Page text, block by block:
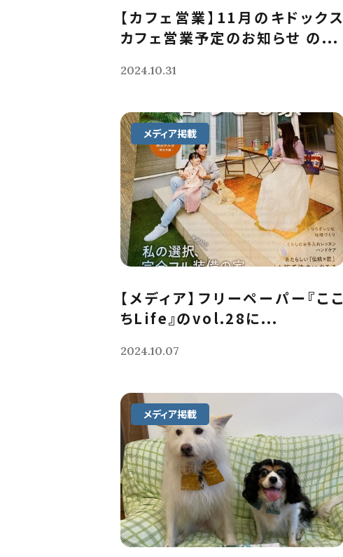
【カフェ営業】11月のキドックス
カフェ営業予定のお知らせ の...
2024.10.31
メディア掲載
【メディア】フリーペーパー『ここ
ちLife』のvol.28に...
2024.10.07
メディア掲載